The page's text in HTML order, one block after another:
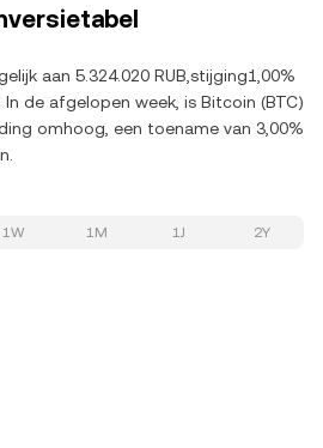
aan 5.324.020 RUB,stijging1,00%
de afgelopen week, is Bitcoin (BTC)
omhoog, een toename van 3,00%
1W 1M 1J 2Y